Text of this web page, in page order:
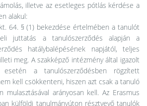
illetve az esetleges pótlás kérdése a
alakul:
64. § (1) bekezdése értelmében a tanulót
juttatás a tanulószerződés alapján a
hatálybalépésének napjától, teljes
meg. A szakképző intézmény által igazolt
esetén a tanulószerződésben rögzített
kell csökkenteni, hiszen azt csak a tanuló
mulasztásával arányosan kell. Az Erasmus
külföldi tanulmányúton résztvevő tanulók